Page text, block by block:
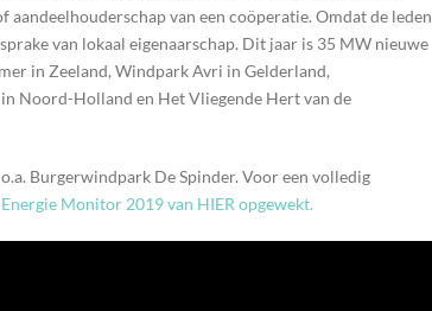
van een coöperatie. Omdat de leden
van lokaal eigenaarschap. Dit jaar is 35 MW nieuwe
in Zeeland, Windpark Avri in Gelderland,
Noord-Holland en Het Vliegende Hert van de
Burgerwindpark De Spinder. Voor een volledig
Monitor 2019 van HIER opgewekt.